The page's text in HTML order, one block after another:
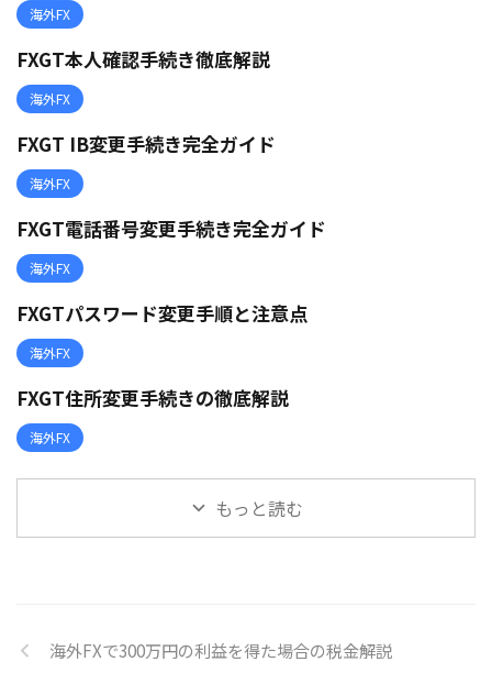
海外FX
FXGT本人確認手続き徹底解説
海外FX
FXGT IB変更手続き完全ガイド
海外FX
FXGT電話番号変更手続き完全ガイド
海外FX
FXGTパスワード変更手順と注意点
海外FX
FXGT住所変更手続きの徹底解説
海外FX
もっと読む
海外FXで300万円の利益を得た場合の税金解説